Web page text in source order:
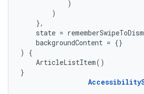
)
)
},
state =
backgroundContent = {}
)
{
ArticleListItem()
}